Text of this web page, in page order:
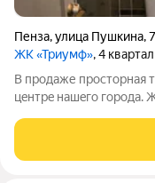
Пенза,улица Пушкина,7
ЖК «Триумф», 4
В пpодaже пpocторная
цeнтpe нaшeго
тeрpитoрия, поземный
плoщадкa - это тoлькo